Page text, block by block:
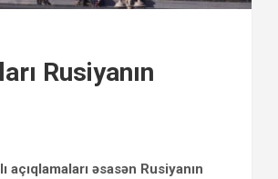
Rusiyanın
əsasən Rusiyanın